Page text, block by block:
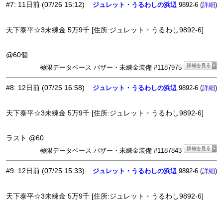
#7: 11日前 (07/26 15:12) ジュレット・うるわしの浜辺 9892-6 (詳細)
天下泰平☆3未練金 5万9千 [住所:ジュレット・うるわし9892-6]
@60個
極限データベース バザー・未練金装備 #1187975
#8: 12日前 (07/25 16:58) ジュレット・うるわしの浜辺 9892-6 (詳細)
天下泰平☆3未練金 5万9千 [住所:ジュレット・うるわし9892-6]
ラスト @60
極限データベース バザー・未練金装備 #1187843
#9: 12日前 (07/25 15:33) ジュレット・うるわしの浜辺 9892-6 (詳細)
天下泰平☆3未練金 5万9千 [住所:ジュレット・うるわし9892-6]